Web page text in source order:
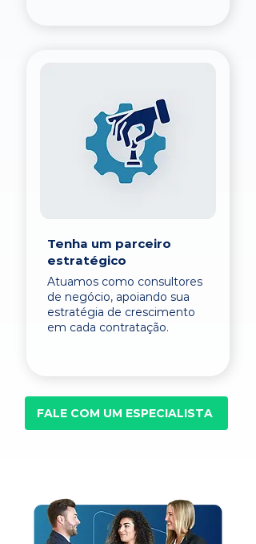
Tenha um parceiro
estratégico
Atuamos como consultores
de negócio, apoiando sua
estratégia de crescimento
em cada contratação.
FALE COM UM ESPECIALISTA